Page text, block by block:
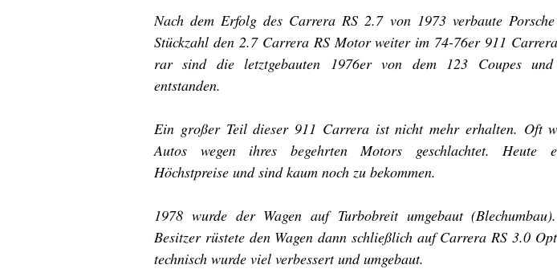
Nach dem Erfolg des Carrera RS 2.7 von 1973 verbaute
Stückzahl den 2.7 Carrera RS Motor weiter im 74-76er 911
rar sind die letztgebauten 1976er von dem 123 Coupes
entstanden.
Ein großer Teil dieser 911 Carrera ist nicht mehr erhalten. Oft
Autos wegen ihres begehrten Motors geschlachtet. Heute
Höchstpreise und sind kaum noch zu bekommen.
1978 wurde der Wagen auf Turbobreit umgebaut
Besitzer rüstete den Wagen dann schließlich auf Carrera RS 3.0
technisch wurde viel verbessert und umgebaut.